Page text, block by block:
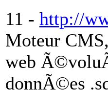
11 - http://
Moteur
web
donnÃ©es